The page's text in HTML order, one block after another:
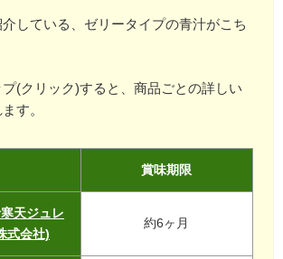
している、ゼリータイプの青汁がこち
(クリック)すると、商品ごとの詳しい
す。
賞味期限
天ジュレ
式会社)
約6ヶ月